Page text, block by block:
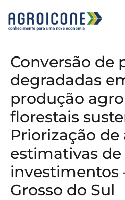
Conversão de
degradadas
produção
florestais
Priorização de
estimativas de
investimentos
Grosso do Sul